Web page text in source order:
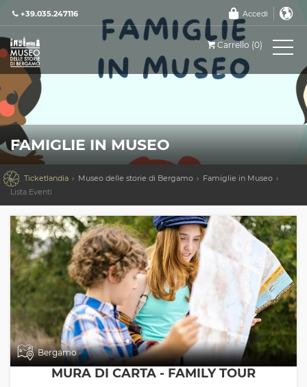
+39.035.247116 Accedi
Carrello (0)
FAMIGLIE IN MUSEO
 Ticketlandia Museo delle storie di Bergamo
Famiglie in Museo
Lista Eventi
Bergamo
MURA DI CARTA - FAMILY TOUR